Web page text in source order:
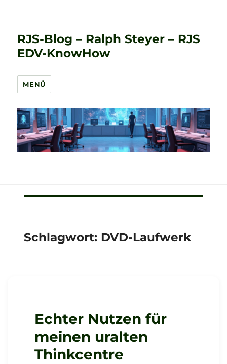
RJS-Blog – Ralph Steyer – RJS
EDV-KnowHow
MENÜ
Schlagwort: DVD-Laufwerk
Echter Nutzen für
meinen uralten
Thinkcentre